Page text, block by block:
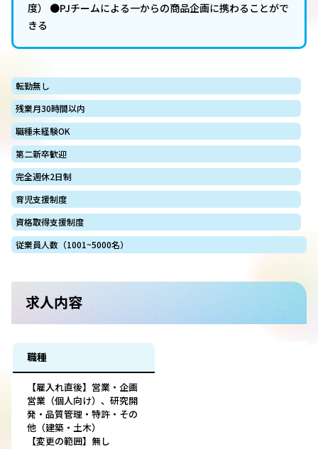
度） ●PJチームによる一からの商品企画に携わることがで
きる
転勤無し
残業月30時間以内
職種未経験OK
第二新卒歓迎
完全週休2日制
育児支援制度
資格取得支援制度
従業員人数（1001~5000名）
求人内容
職種
【雇入れ直後】営業・企画
営業（個人向け）、研究開
発・品質管理・特許・その
他（建築・土木）
【変更の範囲】無し